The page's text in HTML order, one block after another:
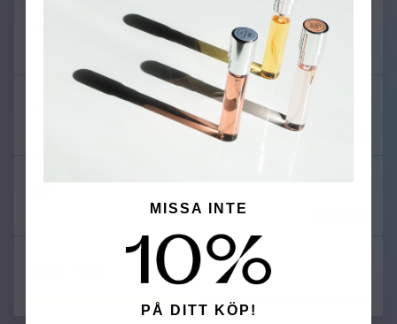
MISSA INTE
PÅ DITT KÖP!